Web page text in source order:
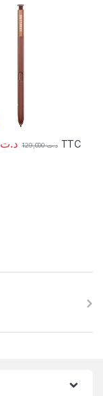
د.ت د.ت129,000 TTC